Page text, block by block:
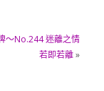
～No.244 迷離之情
若即若離»